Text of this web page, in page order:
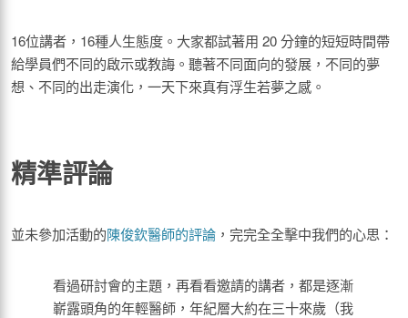
16位講者，16種人生態度。大家都試著用 20 分鐘的短短時間帶
給學員們不同的啟示或教誨。聽著不同面向的發展，不同的夢
想、不同的出走演化，一天下來真有浮生若夢之感。
精準評論
並未參加活動的陳俊欽醫師的評論 ，完完全全擊中我們的心思：
看過研討會的主題，再看看邀請的講者，都是逐漸
嶄露頭角的年輕醫師，年紀層大約在三十來歲（我